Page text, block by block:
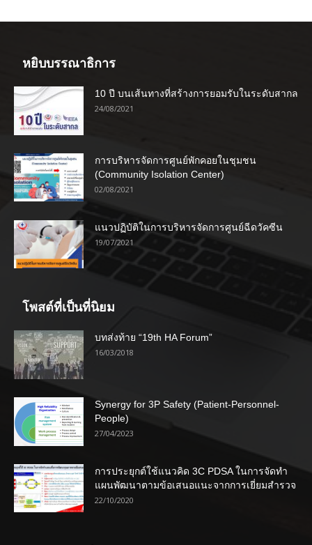
หยิบบรรณาธิการ
10 ปี บนเส้นทางที่สร้างการยอมรับในระดับสากล
24/08/2021
การบริหารจัดการศูนย์พักคอยในชุมชน
(Community Isolation Center)
02/08/2021
แนวปฏิบัติในการบริหารจัดการศูนย์ฉีดวัคซีน
19/07/2021
โพสต์ที่เป็นที่นิยม
บทส่งท้าย “19th HA Forum”
16/03/2018
Synergy for 3P Safety (Patient-Personnel-
People)
27/04/2023
การประยุกต์ใช้แนวคิด 3C PDSA ในการจัดทำ
แผนพัฒนาตามข้อเสนอแนะจากการเยี่ยมสำรวจ
22/10/2020